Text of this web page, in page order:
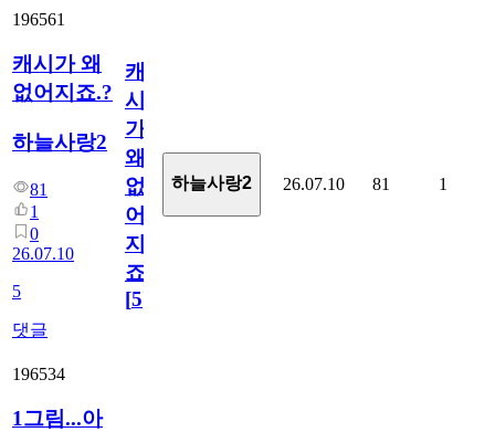
196561
캐시가 왜
없어지죠.?
하늘사랑2
81
1
0
26.07.10
5
댓글
캐
시
가
왜
없
어
지
죠.?
[5]
하늘사랑2 26.07.10 81 1
196534
1그림...아